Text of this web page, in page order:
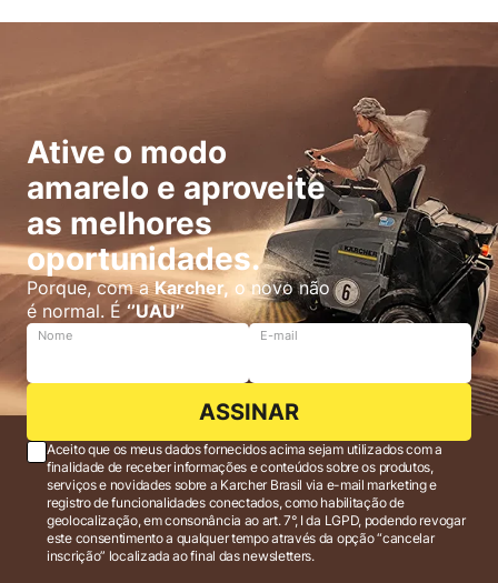
Ative o modo
amarelo e aproveite
as melhores
oportunidades.
Porque, com aKarcher, o novo não
é normal. É‘’UAU’’
Nome E-mail
ASSINAR
Aceito que os meus dados fornecidos acima sejam utilizados com a
finalidade de receber informações e conteúdos sobre os produtos,
serviços e novidades sobre a Karcher Brasil via e-mail marketing e
registro de funcionalidades conectados, como habilitação de
geolocalização, em consonância ao art. 7°, I da LGPD, podendo revogar
este consentimento a qualquer tempo através da opção “cancelar
inscrição” localizada ao final das newsletters.